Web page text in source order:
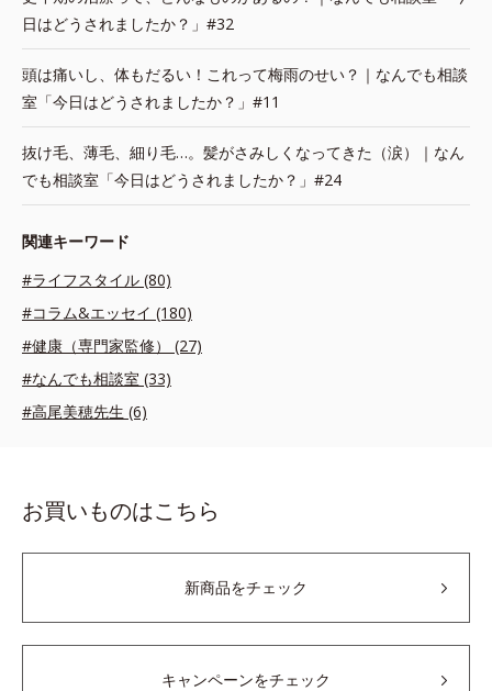
日はどうされましたか？」#32
頭は痛いし、体もだるい！これって梅雨のせい？｜なんでも相談
室「今日はどうされましたか？」#11
抜け毛、薄毛、細り毛…。髪がさみしくなってきた（涙）｜なん
でも相談室「今日はどうされましたか？」#24
関連キーワード
#ライフスタイル (80)
#コラム&エッセイ (180)
#健康（専門家監修） (27)
#なんでも相談室 (33)
#高尾美穂先生 (6)
お買いものはこちら
新商品をチェック
キャンペーンをチェック